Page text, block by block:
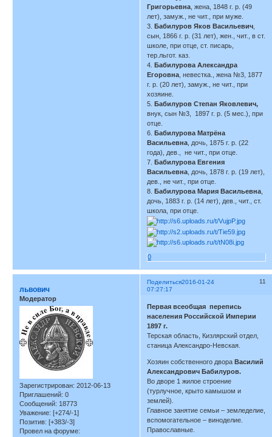
Григорьевна , жена, 1848 г. р. (49
лет), замуж., не чит., при муже.
3.
Бабилуров Яков Васильевич
сын, 1866 г. р. (31 лет), жен., чит., в ст.
школе, при отце, ст. писарь,
тер.льгот. каз.
4.
Бабилурова Александра
Егоровна , невестка., жена №3, 1877
г. р. (20 лет), замуж., не чит., при
хозяине.
5.
Бабилуров Степан Яковлевич,
внук, сын №3, 1897 г. р. (5 мес.), при
отце.
6.
Бабилурова Матрёна
Васильевна , дочь, 1875 г. р. (22
года), дев., не чит., при отце.
7.
Бабилурова Евгения
Васильевна , дочь, 1878 г. р. (19 лет),
дев., не чит., при отце.
8.
Бабилурова Мария Васильевна
дочь, 1883 г. р. (14 лет), дев., чит., ст.
школа, при отце.
0
Поделиться 11
2016-01-24
07:27:17
львович
Модератор
Зарегистрирован: 2012-06-13
Приглашений: 0
Сообщений: 18773
Уважение: [+274/-1]
Позитив: [+383/-3]
Провел на форуме:
Первая всеобщая перепись
населения Российской Империи
1897 г.
Терская область, Кизлярский отдел,
станица Александро-Невская.
Хозяин собственного двора Василий
Александрович Бабилуров.
Во дворе 1 жилое строение
(турлучное, крыто камышом и
землей).
Главное занятие семьи – земледелие,
вспомогательное – виноделие.
Православные.